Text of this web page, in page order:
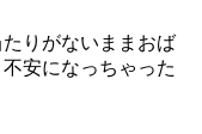
りがないままおば
安になっちゃった